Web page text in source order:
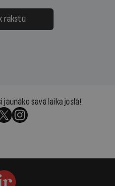
rakstu
jaunāko savā laika joslā!